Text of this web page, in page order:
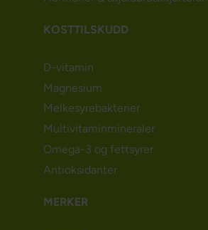
KOSTTILSKUDD
D-vitamin
Magnesium
Melkesyrebakterier
Multivitaminmineraler
Omega-3 og fettsyrer
Antioksidanter
MERKER